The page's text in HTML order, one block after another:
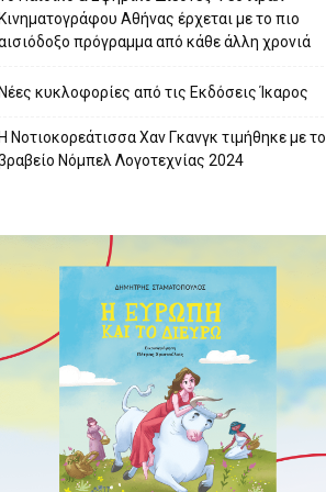
Αθήνας έρχεται με το πιο
πρόγραμμα από κάθε άλλη χρονιά
κυκλοφορίες από τις Εκδόσεις Ίκαρος
Νοτιοκορεάτισσα Χαν Γκανγκ τιμήθηκε με το
Νόμπελ Λογοτεχνίας 2024